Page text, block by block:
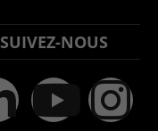
SUIVEZ-NOUS